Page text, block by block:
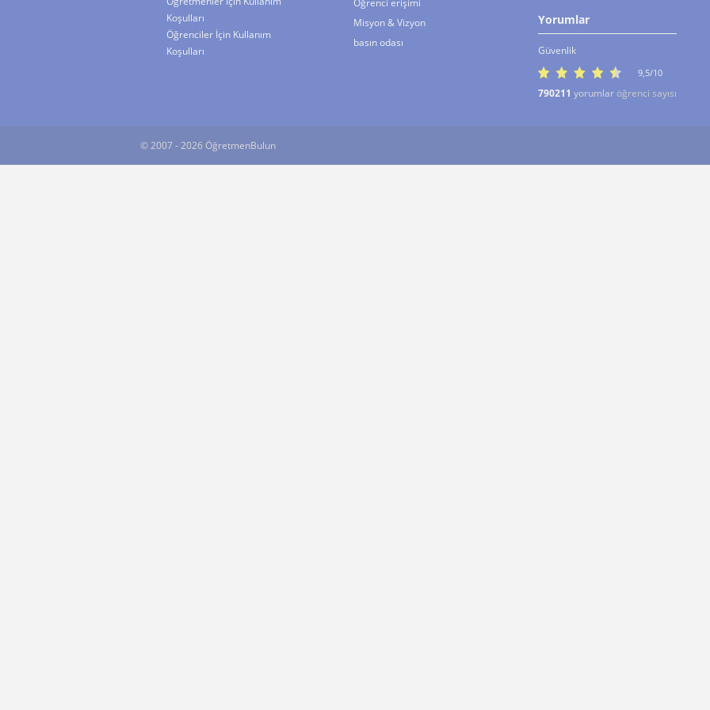
Koşulları
Öğrenciler İçin Kullanım
Koşulları
Öğrenci erişimi
Misyon & Vizyon
basın odası
Yorumlar
Güvenlik
9,5/10
790211 yorumlar öğrenci sayısı
© 2007 - 2026 ÖğretmenBulun